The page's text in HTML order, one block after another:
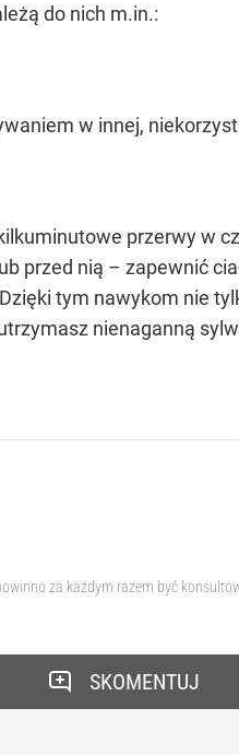
do nich m.in.:
w innej,
przerwy w
przed nią – zapewnić
tym nawykom nie
nienaganną
za każdym razem być
SKOMENTUJ